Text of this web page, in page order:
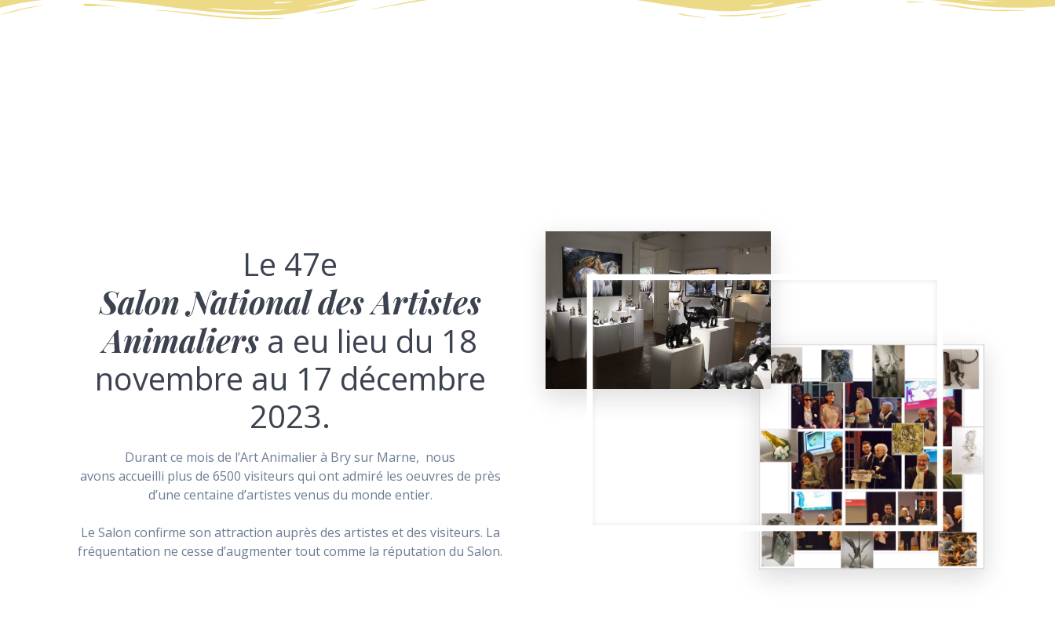
Le 47e
Salon National des Artistes
Animaliers a eu lieu du 18
novembre au 17 décembre
2023.
Durant ce mois de l’Art Animalier à Bry sur Marne, nous
avons accueilli plus de 6500 visiteurs qui ont admiré les oeuvres de près
d’une centaine d’artistes venus du monde entier.
Le Salon confirme son attraction auprès des artistes et des visiteurs. La
fréquentation ne cesse d’augmenter tout comme la réputation du Salon.